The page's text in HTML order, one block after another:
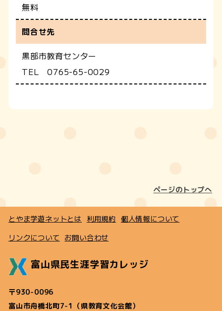
無料
問合せ先
黒部市教育センター
TEL 0765-65-0029
ページのトップへ
とやま学遊ネットとは 利用規約 個人情報について
リンクについて お問い合わせ
富山県民生涯学習カレッジ
〒930-0096
富山市舟橋北町7-1（県教育文化会館）